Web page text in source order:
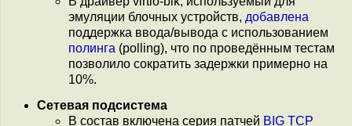
эмуляции блочных устройств, добавлена
поддержка ввода/вывода с использованием
полинга (polling), что по проведённым тестам
позволило сократить задержки примерно на
10%.
Сетевая подсистема
В состав включена серия патчей BIG TCP